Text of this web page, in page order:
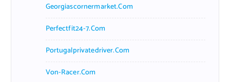
Georgiascornermarket.com
Perfectfit24-7.com
Portugalprivatedriver.com
Von-Racer.com